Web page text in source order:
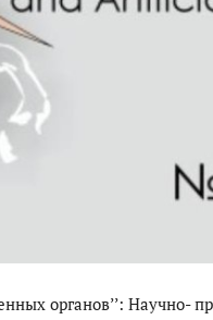
органов’’: Научно-